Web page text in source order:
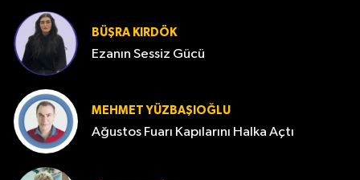
BÜŞRA KIRDÖK
Ezanın Sessiz Gücü
MEHMET YÜZBAŞIOĞLU
Ağustos Fuarı Kapılarını Halka Açtı